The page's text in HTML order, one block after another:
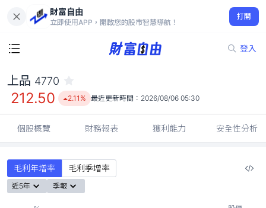
財富自由
立即使用APP，開啟您的股市智慧導航！
打開
登入
212.50
2.11%
上品 4770
212.50 2.11% 最近更新時間： 2026/08/06 05:30
個股概覽 財務報表 獲利能力 安全性分析
毛利年增率 毛利季增率
近5年 季報